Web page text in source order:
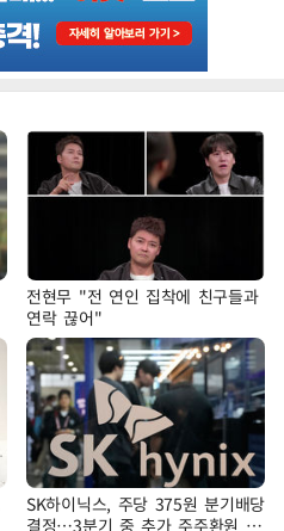
전현무 "전 연인 집착에 친구들과
연락 끊어"
SK하이닉스, 주당 375원 분기배당
결정…3분기 중 추가 주주환원 발